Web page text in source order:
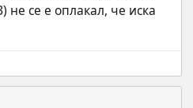
не се е оплакал, че иска